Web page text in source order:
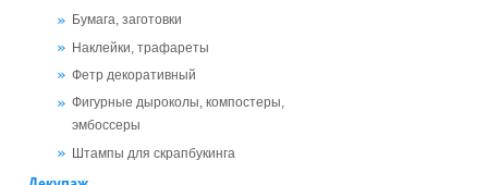
Бумага, заготовки
Наклейки, трафареты
Фетр декоративный
Фигурные дыроколы, компостеры,
эмбоссеры
Штампы для скрапбукинга